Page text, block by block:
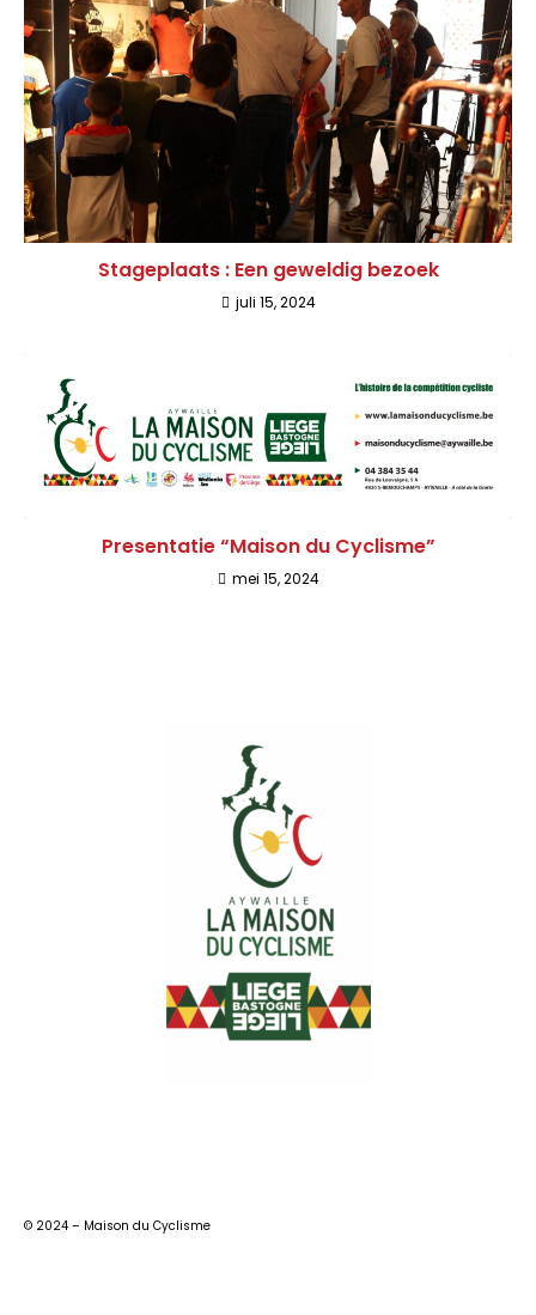
Stageplaats : Een geweldig bezoek
juli 15, 2024
Presentatie “Maison du Cyclisme”
mei 15, 2024
© 2024 – Maison du Cyclisme